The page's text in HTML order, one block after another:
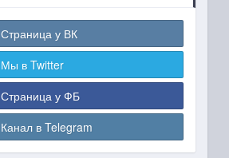
Страница у ВК
Мы в Twitter
Страница у ФБ
Канал в Telegram